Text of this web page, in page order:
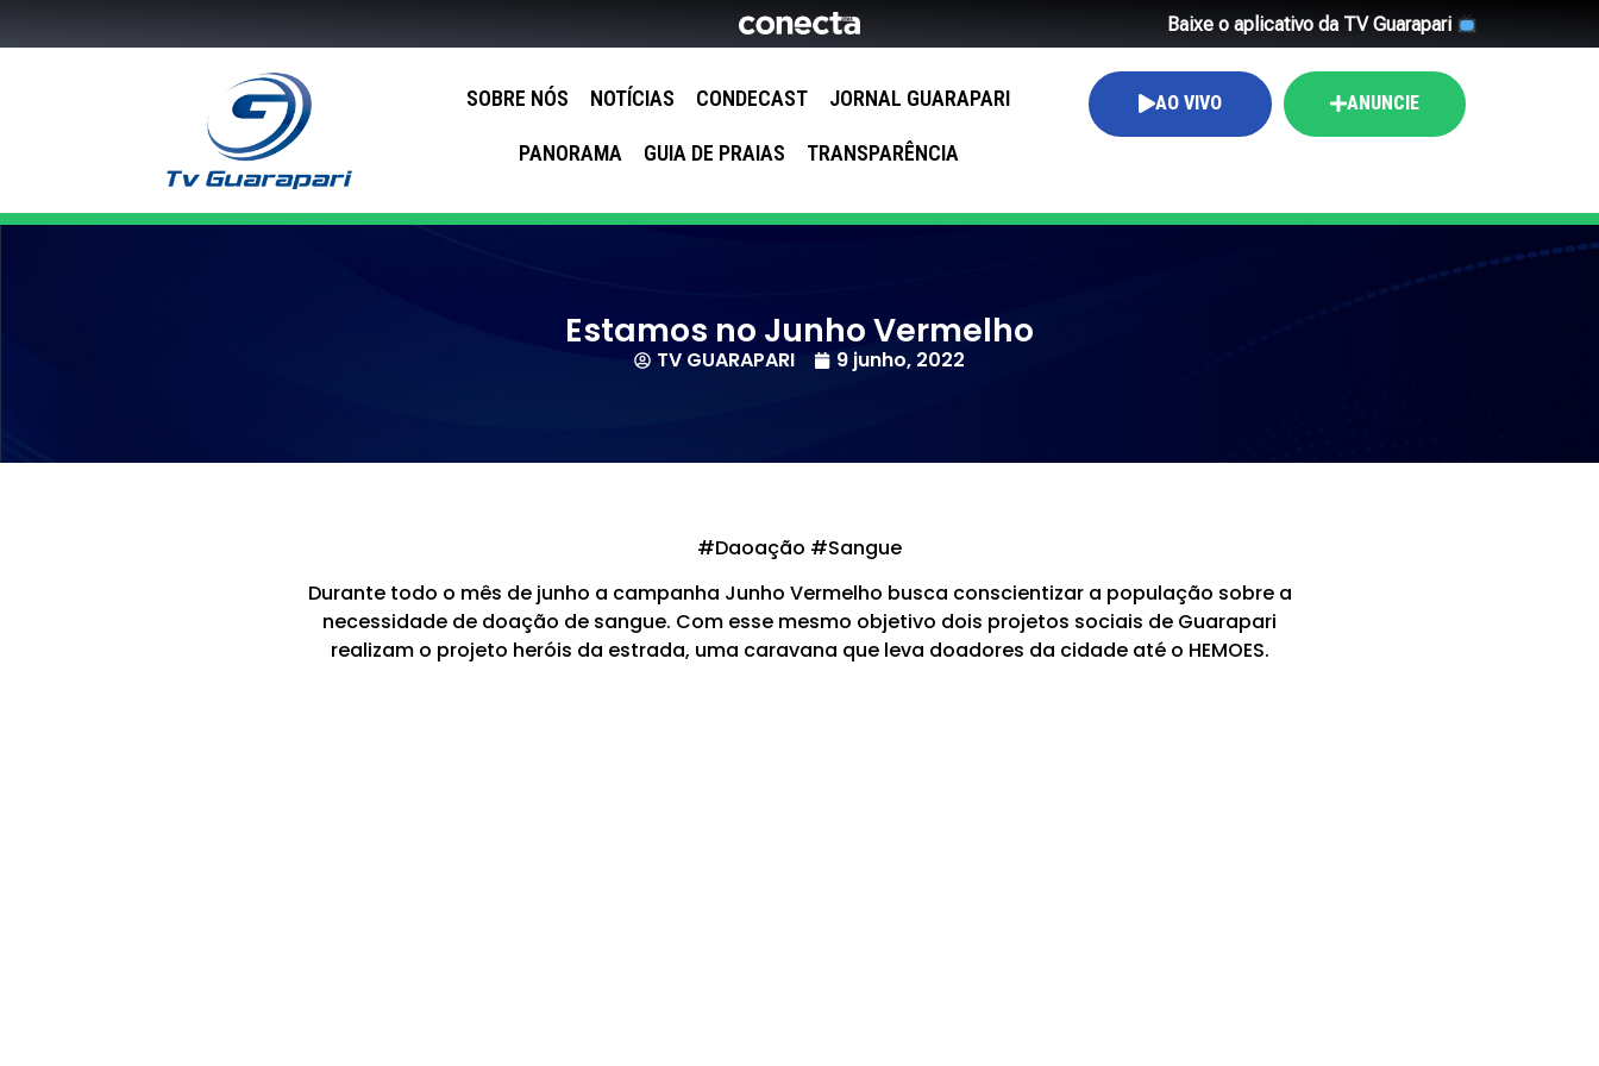
Baixe o aplicativo da TV Guarapari
SOBRE NÓS NOTÍCIAS CONDECAST JORNAL GUARAPARI
PANORAMA GUIA DE PRAIAS TRANSPARÊNCIA
AO VIVO ANUNCIE
Estamos no Junho Vermelho
TV GUARAPARI 9 junho, 2022
#Daoação #Sangue
Durante todo o mês de junho a campanha Junho Vermelho busca conscientizar a população sobre a
necessidade de doação de sangue. Com esse mesmo objetivo dois projetos sociais de Guarapari
realizam o projeto heróis da estrada, uma caravana que leva doadores da cidade até o HEMOES.